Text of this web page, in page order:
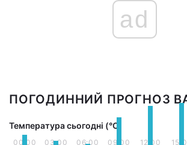
ad
ПОГОДИННИЙ ПРОГНОЗ
Температура сьогодні (°С)
00:00 03:00 06:00 09:00 12:00